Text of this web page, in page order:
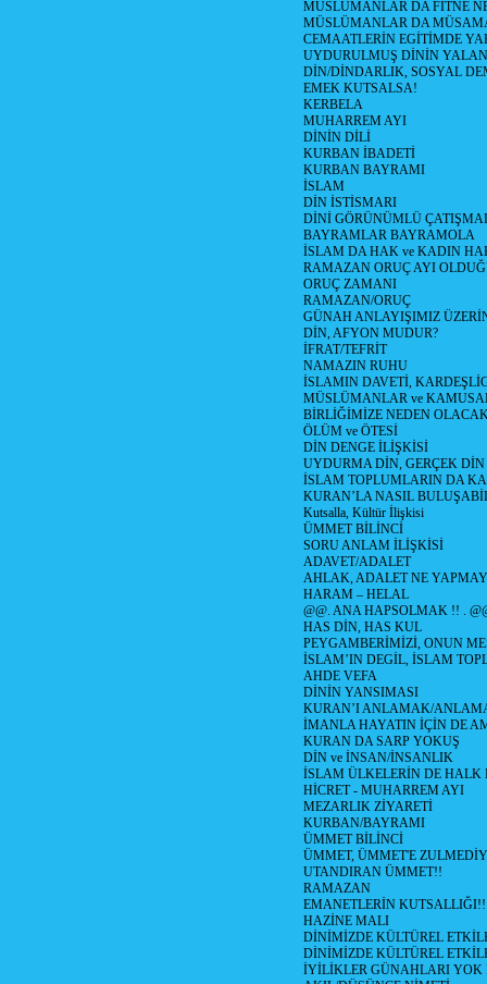
MÜSLÜMANLAR DA FİTNE
MÜSLÜMANLAR DA
CEMAATLERİN EGİTİMDE
UYDURULMUŞ DİNİN
DİN/DİNDARLIK, SOSYAL
EMEK KUTSALSA!
KERBELA
MUHARREM AYI
DİNİN DİLİ
KURBAN İBADETİ
KURBAN BAYRAMI
İSLAM
DİN İSTİSMARI
DİNİ GÖRÜNÜMLÜ
BAYRAMLAR BAYRAMOLA
İSLAM DA HAK ve KADIN
RAMAZAN ORUÇ AYI
ORUÇ ZAMANI
RAMAZAN/ORUÇ
GÜNAH ANLAYIŞIMIZ
DİN, AFYON MUDUR?
İFRAT/TEFRİT
NAMAZIN RUHU
İSLAMIN DAVETİ,
MÜSLÜMANLAR ve
BİRLİĞİMİZE NEDEN
ÖLÜM ve ÖTESİ
DİN DENGE İLİŞKİSİ
UYDURMA DİN, GERÇEK DİN
İSLAM TOPLUMLARIN DA
KURAN’LA NASIL
Kutsalla, Kültür İlişkisi
ÜMMET BİLİNCİ
SORU ANLAM İLİŞKİSİ
ADAVET/ADALET
AHLAK, ADALET NE
HARAM – HELAL
@@. ANA HAPSOLMAK !! .
HAS DİN, HAS KUL
PEYGAMBERİMİZİ, ONUN
İSLAM’IN DEGİL, İSLAM
AHDE VEFA
DİNİN YANSIMASI
KURAN’I ANLAMAK/
İMANLA HAYATIN İÇİN DE
KURAN DA SARP YOKUŞ
DİN ve İNSAN/İNSANLIK
İSLAM ÜLKELERİN DE
HİCRET - MUHARREM AYI
MEZARLIK ZİYARETİ
KURBAN/BAYRAMI
ÜMMET BİLİNCİ
ÜMMET, ÜMMET'E
UTANDIRAN ÜMMET!!
RAMAZAN
EMANETLERİN KUTSALLIĞI!!
HAZİNE MALI
DİNİMİZDE KÜLTÜREL
DİNİMİZDE KÜLTÜREL
İYİLİKLER GÜNAHLARI YOK